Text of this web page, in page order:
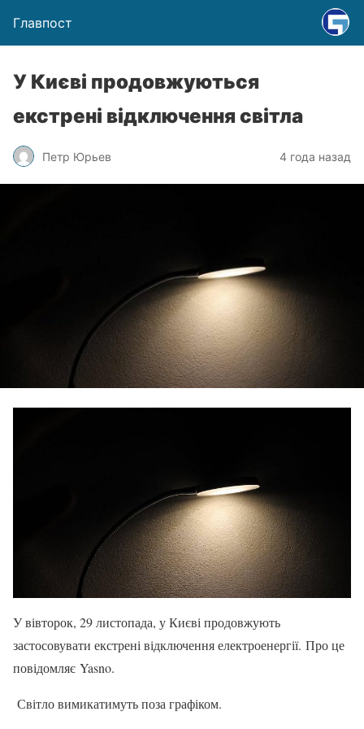
Главпост
У Києві продовжуються
екстрені відключення світла
Петр Юрьев 4 года назад
У вівторок, 29 листопада, у Києві продовжують
застосовувати екстрені відключення електроенергії. Про це
повідомляє Yasno.
Світло вимикатимуть поза графіком.